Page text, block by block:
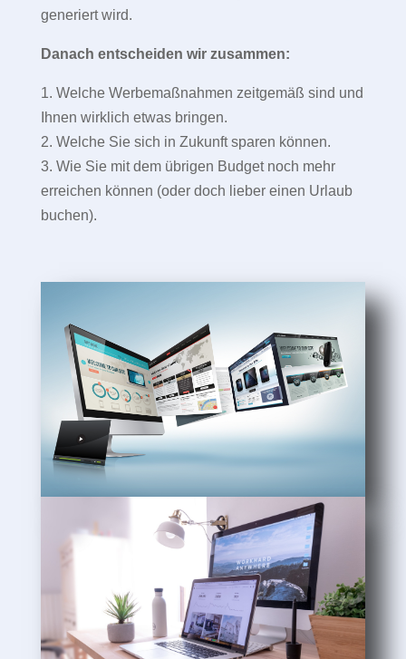
generiert wird.
Danach entscheiden wir zusammen:
1. Welche Werbemaßnahmen zeitgemäß sind und
Ihnen wirklich etwas bringen.
2. Welche Sie sich in Zukunft sparen können.
3. Wie Sie mit dem übrigen Budget noch mehr
erreichen können (oder doch lieber einen Urlaub
buchen).